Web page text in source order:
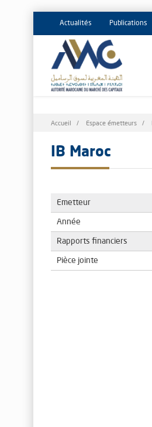
Actualités Publications
Fil
Accueil Espace émetteurs
IB Maroc
Emetteur
Année
Rapports financiers
Pièce jointe